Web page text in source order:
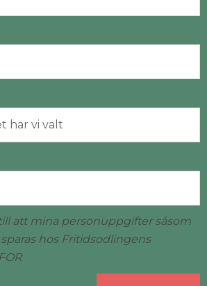
att mina personuppgifter såsom
hos Fritidsodlingens